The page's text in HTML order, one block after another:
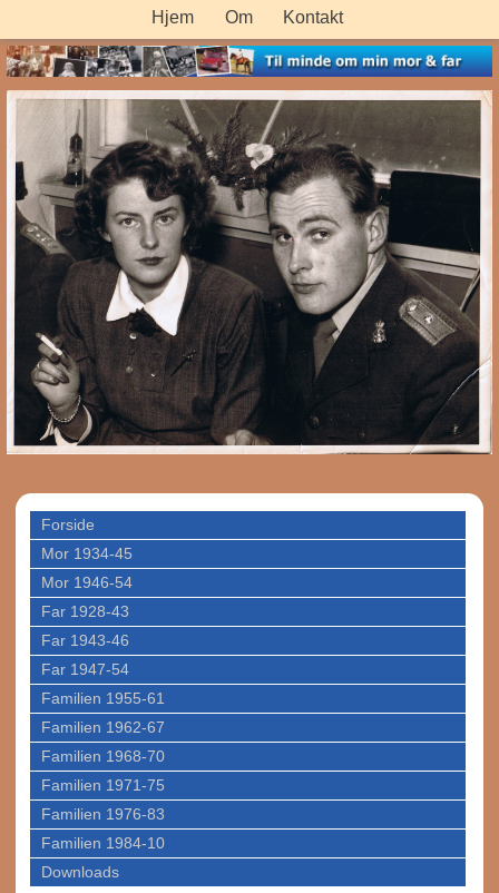
Hjem Om Kontakt
Forside
Mor 1934-45
Mor 1946-54
Far 1928-43
Far 1943-46
Far 1947-54
Familien 1955-61
Familien 1962-67
Familien 1968-70
Familien 1971-75
Familien 1976-83
Familien 1984-10
Downloads